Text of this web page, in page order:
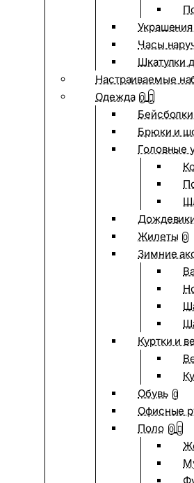
Часы
Шкатулки
Настраиваемые
Одежда 0
Брюки и
Головные
Жилеты 0
Зимние
Куртки и
Обувь 0
Офисные
Поло 0